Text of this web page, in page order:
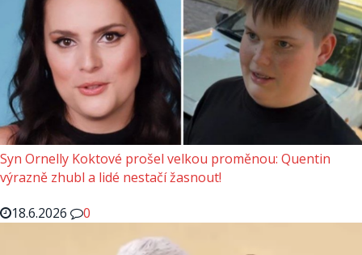
Syn Ornelly Koktové prošel velkou proměnou: Quentin
výrazně zhubl a lidé nestačí žasnout!
18.6.2026
0